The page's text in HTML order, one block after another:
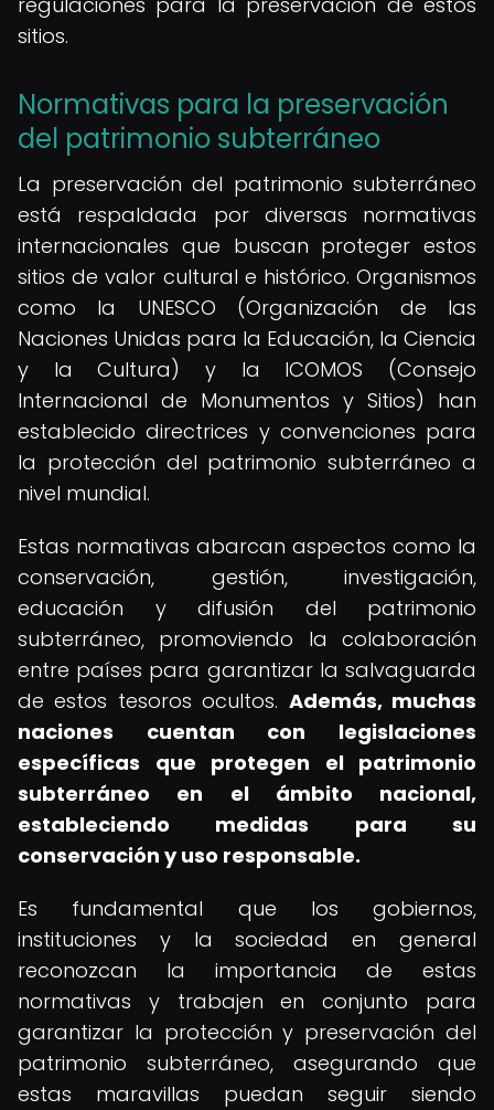
sitios.
Normativas para la preservación
del patrimonio subterráneo
La preservación del patrimonio subterráneo
está respaldada por diversas normativas
internacionales que buscan proteger estos
sitios de valor cultural e histórico. Organismos
como la UNESCO (Organización de las
Naciones Unidas para la Educación, la Ciencia
y la Cultura) y la ICOMOS (Consejo
Internacional de Monumentos y Sitios) han
establecido directrices y convenciones para
la protección del patrimonio subterráneo a
nivel mundial.
Estas normativas abarcan aspectos como la
conservación, gestión, investigación,
educación y difusión del patrimonio
subterráneo, promoviendo la colaboración
entre países para garantizar la salvaguarda
de estos tesoros ocultos. Además, muchas
naciones cuentan con legislaciones
específicas que protegen el patrimonio
subterráneo en el ámbito nacional,
estableciendo medidas para su
conservación y uso responsable.
Es fundamental que los gobiernos,
instituciones y la sociedad en general
reconozcan la importancia de estas
normativas y trabajen en conjunto para
garantizar la protección y preservación del
patrimonio subterráneo, asegurando que
estas maravillas puedan seguir siendo